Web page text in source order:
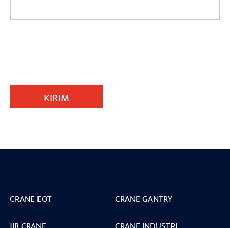
KIRIM
CRANE EOT
CRANE GANTRY